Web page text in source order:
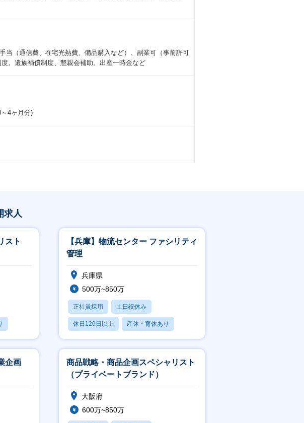
当（通信費、在宅光熱費、備品購入など）、副業可（事前許可
、遺族補償制度、懇親会補助、出産一時金など
4ヶ月分)
求人
スト
【兵庫】物流センター ファシリティ
管理
兵庫県
500万~850万
正社員採用 土日祝休み
休日120日以上 産休・育休あり
賞与あり
企画
商品戦略・商品企画スペシャリスト
（プライベートブランド）
大阪府
600万~850万